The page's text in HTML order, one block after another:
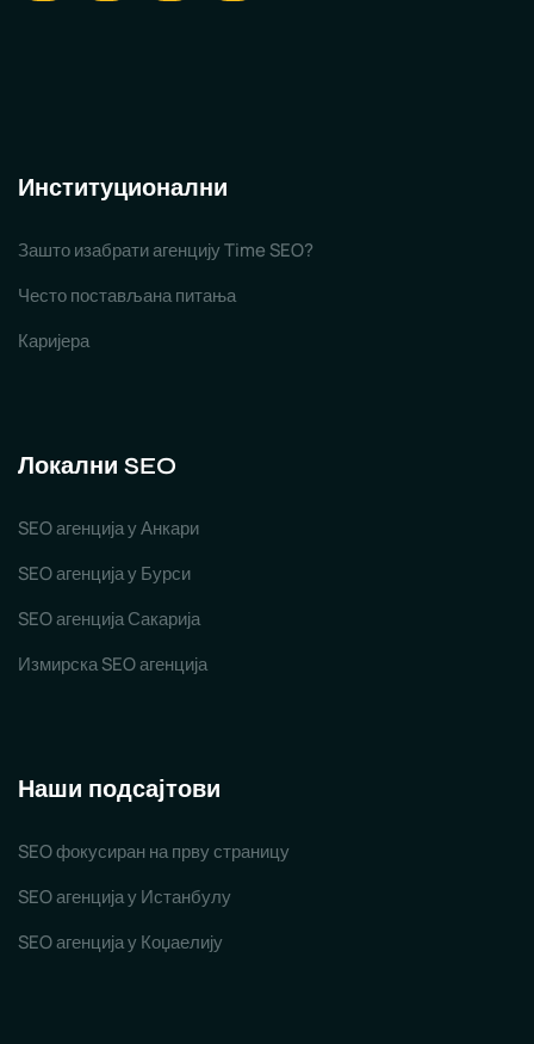
Институционални
Зашто изабрати агенцију Time SEO?
Често постављана питања
Каријера
Локални SEO
SEO агенција у Анкари
SEO агенција у Бурси
SEO агенција Сакарија
Измирска SEO агенција
Наши подсајтови
SEO фокусиран на прву страницу
SEO агенција у Истанбулу
SEO агенција у Коџаелију